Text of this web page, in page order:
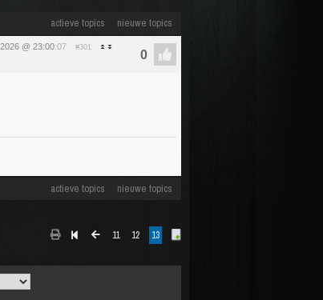
actieve topics nieuwe topics
@ 23:00:07 #301
actieve topics nieuwe topics
11 12 13